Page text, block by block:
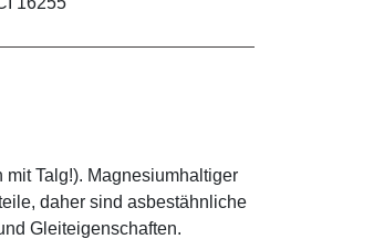
Talg!). Magnesiumhaltiger
daher sind asbestähnliche
Gleiteigenschaften.